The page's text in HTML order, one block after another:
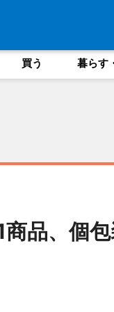
買う 暮らす
品、個